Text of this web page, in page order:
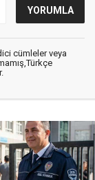
cümleler veya